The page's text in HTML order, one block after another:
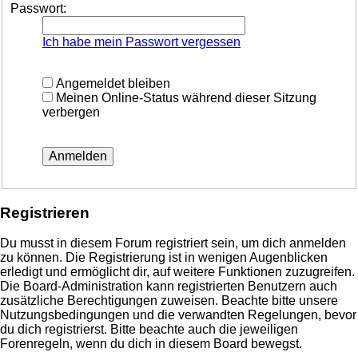
Passwort:
Ich habe mein Passwort vergessen
Angemeldet bleiben
Meinen Online-Status während dieser Sitzung
verbergen
Registrieren
Du musst in diesem Forum registriert sein, um dich anmelden
zu können. Die Registrierung ist in wenigen Augenblicken
erledigt und ermöglicht dir, auf weitere Funktionen zuzugreifen.
Die Board-Administration kann registrierten Benutzern auch
zusätzliche Berechtigungen zuweisen. Beachte bitte unsere
Nutzungsbedingungen und die verwandten Regelungen, bevor
du dich registrierst. Bitte beachte auch die jeweiligen
Forenregeln, wenn du dich in diesem Board bewegst.